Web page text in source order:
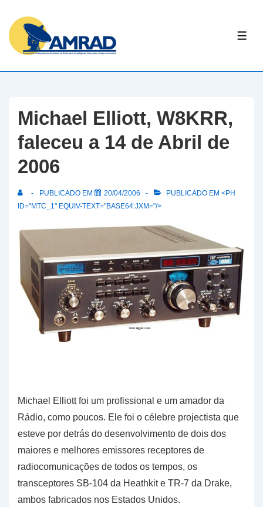
Skip
Content
Michael Elliott, W8KRR,
faleceu a 14 de Abril de
2006
PUBLICADO EM 20/04/2006
PUBLICADO EM <PH
ID="MTC_1" EQUIV-TEXT="BASE64:JXM="/>
Michael Elliott foi um profissional e um amador da
Rádio, como poucos. Ele foi o célebre projectista que
esteve por detrás do desenvolvimento de dois dos
maiores e melhores emissores receptores de
radiocomunicações de todos os tempos, os
transceptores SB-104 da Heathkit e TR-7 da Drake,
ambos fabricados nos Estados Unidos.